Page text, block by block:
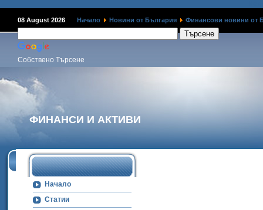
08 August 2026 Начало Новини от България Финансови новини от
Собствено Търсене
ФИНАНСИ И АКТИВИ
Начало
Статии